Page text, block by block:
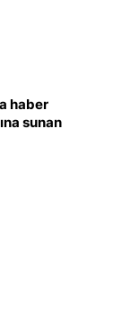
haber
sunan